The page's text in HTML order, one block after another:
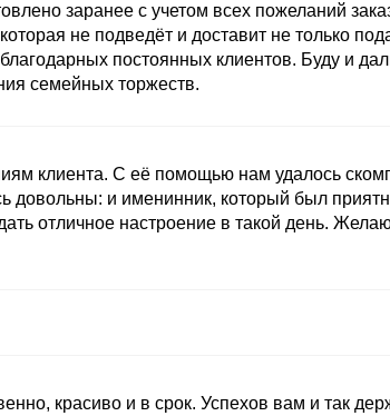
заранее с учетом всех пожеланий
не подведёт и доставит не только
постоянных клиентов. Буду и
семейных торжеств.
клиента. С её помощью нам удалось
довольны: и именинник, который был
отличное настроение в такой день.
красиво и в срок. Успехов вам и так